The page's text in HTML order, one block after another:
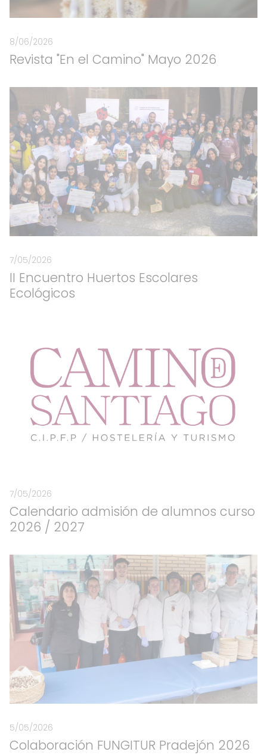
8/06/2026
Revista "En el Camino" Mayo 2026
7/05/2026
II Encuentro Huertos Escolares
Ecológicos
7/05/2026
Calendario admisión de alumnos curso
2026 / 2027
5/05/2026
Colaboración FUNGITUR Pradejón 2026